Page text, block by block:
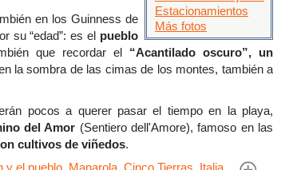
Estacionamientos
Más fotos
en los Guinness de
su “edad”: es el pueblo
que recordar el “Acantilado oscuro”, un
la sombra de las cimas de los montes, también a
pocos a querer pasar el tiempo en la playa,
del Amor (Sentiero dell'Amore), famoso en las
cultivos de viñedos.